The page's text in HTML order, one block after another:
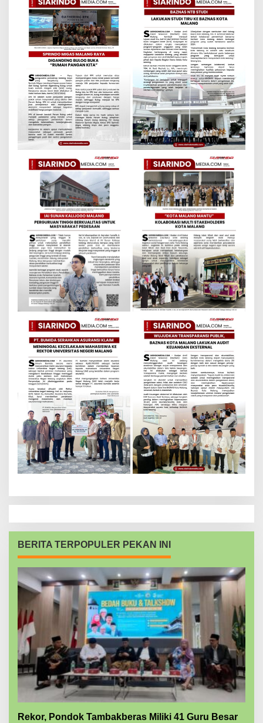
BERITA TERPOPULER PEKAN INI
Rekor, Pondok Tambakberas Miliki 41 Guru Besar